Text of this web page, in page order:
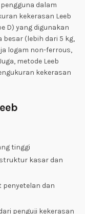
dalam
kekerasan Leeb
D) yang digunakan
(lebih dari 5 kg,
logam non-ferrous,
metode Leeb
kekerasan
tinggi
kasar dan
penyetelan dan
penguji kekerasan